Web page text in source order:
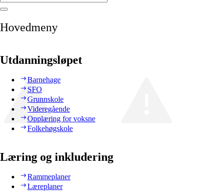
Hovedmeny
Utdanningsløpet
Barnehage
SFO
Grunnskole
Videregående
Opplæring for voksne
Folkehøgskole
Læring og inkludering
Rammeplaner
Læreplaner